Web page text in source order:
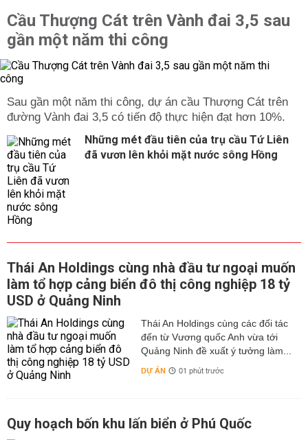
Cầu Thượng Cát trên Vành đai 3,5 sau
gần một năm thi công
Sau gần một năm thi công, dự án cầu Thượng Cát trên
đường Vành đai 3,5 có tiến độ thực hiện đạt hơn 10%.
Những mét đầu tiên của trụ cầu Tứ Liên
đã vươn lên khỏi mặt nước sông Hồng
Thái An Holdings cùng nhà đầu tư ngoại muốn
làm tổ hợp cảng biển đô thị công nghiệp 18 tỷ
USD ở Quảng Ninh
Thái An Holdings cùng các đối tác
đến từ Vương quốc Anh vừa tới
Quảng Ninh đề xuất ý tưởng làm...
DỰ ÁN 01 phút trước
Quy hoạch bốn khu lấn biển ở Phú Quốc